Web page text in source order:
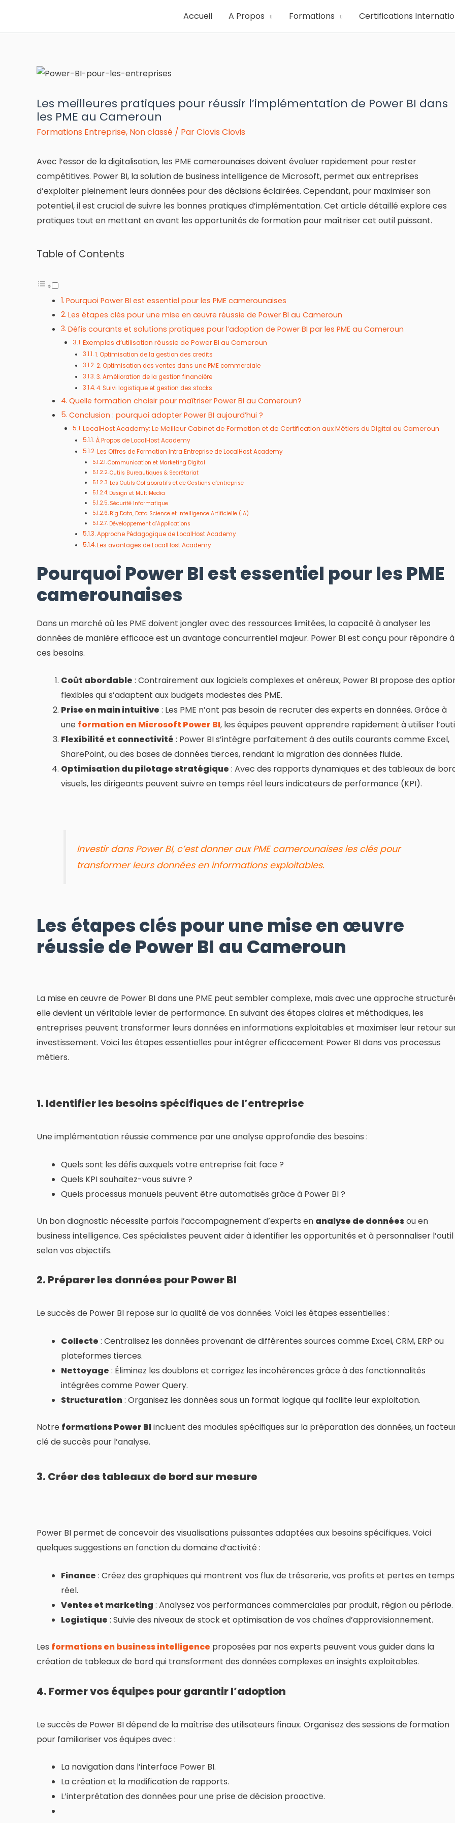
Accueil A Propos Formations Certifications
Les meilleures pratiques pour réussir l’implémentation de Power BI dans
les PME au Cameroun
Formations Entreprise, Non classé / ParClovis Clovis
Avec l’essor de la digitalisation, les PME camerounaises doivent évoluer rapidement pour rester
compétitives. Power BI, la solution de business intelligence de Microsoft, permet aux entreprises
d’exploiter pleinement leurs données pour des décisions éclairées. Cependant, pour maximiser son
potentiel, il est crucial de suivre les bonnes pratiques d’implémentation. Cet article détaillé explore ces
pratiques tout en mettant en avant les opportunités de formation pour maîtriser cet outil puissant.
Table of Contents
Pourquoi Power BI est essentiel pour les PME camerounaises
Les étapes clés pour une mise en œuvre réussie de Power BI au Cameroun
Défis courants et solutions pratiques pour l’adoption de Power BI par les PME au Cameroun
Exemples d’utilisation réussie de Power BI au Cameroun
1. Optimisation de la gestion des credits
2. Optimisation des ventes dans une PME commerciale
3. Amélioration de la gestion financière
4. Suivi logistique et gestion des stocks
Quelle formation choisir pour maîtriser Power BI au Cameroun?
Conclusion : pourquoi adopter Power BI aujourd’hui ?
LocalHost Academy: Le Meilleur Cabinet de Formation et de Certification aux Métiers du Digital au Cameroun
À Propos de LocalHost Academy
Les Offres de Formation Intra Entreprise de LocalHost Academy
Communication et Marketing Digital
Outils Bureautiques & Secrétariat
Les Outils Collaboratifs et de Gestions d’entreprise
Design et MultiMedia
Sécurité Informatique
Big Data, Data Science et Intelligence Artificielle (IA)
Développement d’Applications
Approche Pédagogique de LocalHost Academy
Les avantages de LocalHost Academy
Pourquoi Power BI est essentiel pour les PME
camerounaises
Dans un marché où les PME doivent jongler avec des ressources limitées, la capacité à analyser les
données de manière efficace est un avantage concurrentiel majeur. Power BI est conçu pour répondre à
ces besoins.
Coût abordable : Contrairement aux logiciels complexes et onéreux, Power BI propose des
flexibles qui s’adaptent aux budgets modestes des PME.
Prise en main intuitive : Les PME n’ont pas besoin de recruter des experts en données. Grâce à
une formation en Microsoft Power BI, les équipes peuvent apprendre rapidement à utiliser
Flexibilité et connectivité : Power BI s’intègre parfaitement à des outils courants comme Excel,
SharePoint, ou des bases de données tierces, rendant la migration des données fluide.
Optimisation du pilotage stratégique : Avec des rapports dynamiques et des tableaux de
visuels, les dirigeants peuvent suivre en temps réel leurs indicateurs de performance (KPI).
Investir dans Power BI, c’est donner aux PME camerounaises les clés pour
transformer leurs données en informations exploitables.
Les étapes clés pour une mise en œuvre
réussie de Power BI au Cameroun
La mise en œuvre de Power BI dans une PME peut sembler complexe, mais avec une approche
elle devient un véritable levier de performance. En suivant des étapes claires et méthodiques, les
entreprises peuvent transformer leurs données en informations exploitables et maximiser leur retour
investissement. Voici les étapes essentielles pour intégrer efficacement Power BI dans vos processus
métiers.
1. Identifier les besoins spécifiques de l’entreprise
Une implémentation réussie commence par une analyse approfondie des besoins :
Quels sont les défis auxquels votre entreprise fait face ?
Quels KPI souhaitez-vous suivre ?
Quels processus manuels peuvent être automatisés grâce à Power BI ?
Un bon diagnostic nécessite parfois l’accompagnement d’experts en analyse de donnéesou en
business intelligence. Ces spécialistes peuvent aider à identifier les opportunités et à personnaliser l’outil
selon vos objectifs.
2. Préparer les données pour Power BI
Le succès de Power BI repose sur la qualité de vos données. Voici les étapes essentielles :
Collecte : Centralisez les données provenant de différentes sources comme Excel, CRM, ERP ou
plateformes tierces.
Nettoyage : Éliminez les doublons et corrigez les incohérences grâce à des fonctionnalités
intégrées comme Power Query.
Structuration: Organisez les données sous un format logique qui facilite leur exploitation.
Notre formations Power BIincluent des modules spécifiques sur la préparation des données, un
clé de succès pour l’analyse.
3. Créer des tableaux de bord sur mesure
Power BI permet de concevoir des visualisations puissantes adaptées aux besoins spécifiques. Voici
quelques suggestions en fonction du domaine d’activité :
Finance : Créez des graphiques qui montrent vos flux de trésorerie, vos profits et pertes en temps
réel.
Ventes et marketing : Analysez vos performances commerciales par produit, région ou période.
Logistique : Suivie des niveaux de stock et optimisation de vos chaînes d’approvisionnement.
Les formations en business intelligence proposées par nos experts peuvent vous guider dans la
création de tableaux de bord qui transforment des données complexes en insights exploitables.
4. Former vos équipes pour garantir l’adoption
Le succès de Power BI dépend de la maîtrise des utilisateurs finaux. Organisez des sessions de formation
pour familiariser vos équipes avec :
La navigation dans l’interface Power BI.
La création et la modification de rapports.
L’interprétation des données pour une prise de décision proactive.